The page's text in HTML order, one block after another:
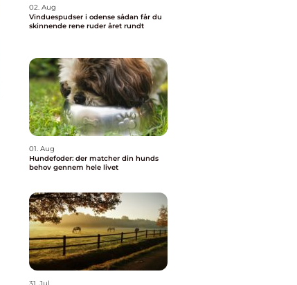
02. Aug
Vinduespudser i odense sådan får du
skinnende rene ruder året rundt
01. Aug
Hundefoder: der matcher din hunds
behov gennem hele livet